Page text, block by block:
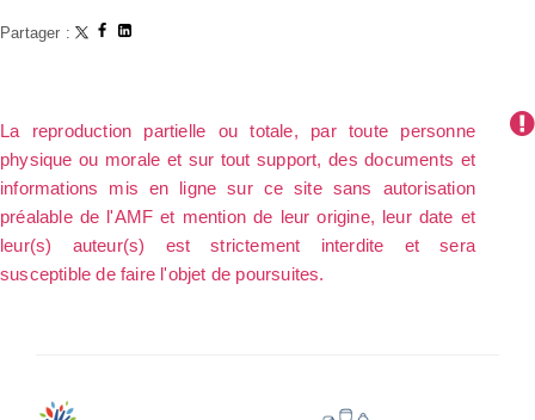
Partager :
La reproduction partielle ou totale, par toute personne
physique ou morale et sur tout support, des documents et
informations mis en ligne sur ce site sans autorisation
préalable de l'AMF et mention de leur origine, leur date et
leur(s) auteur(s) est strictement interdite et sera
susceptible de faire l'objet de poursuites.